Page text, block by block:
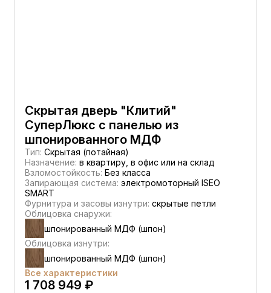
Скрытая дверь "Клитий"
СуперЛюкс с панелью из
шпонированного МДФ
Тип: Скрытая (потайная)
Назначение: в квартиру, в офис или на склад
Взломостойкость: Без класса
Запирающая система: электромоторный ISEO
SMART
Фурнитура и засовы изнутри: скрытые петли
Облицовка снаружи:
шпонированный МДФ (шпон)
Облицовка изнутри:
шпонированный МДФ (шпон)
Все характеристики
1 708 949 ₽